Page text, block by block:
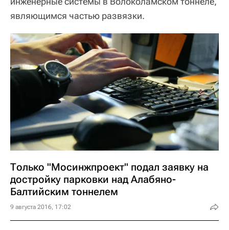
являющимся частью развязки.
Только "Мосинжпроект" подал заявку на
достройку парковки над Алабяно-
Балтийским тоннелем
9 августа 2016, 17:02